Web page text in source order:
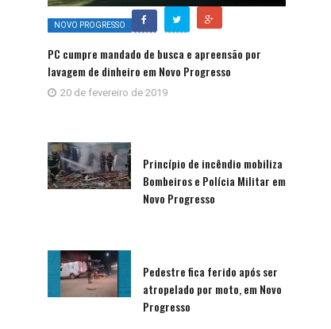
NOVO PROGRESSO
PC cumpre mandado de busca e apreensão por
lavagem de dinheiro em Novo Progresso
20 de fevereiro de 2019
Princípio de incêndio mobiliza
Bombeiros e Polícia Militar em
Novo Progresso
Pedestre fica ferido após ser
atropelado por moto, em Novo
Progresso